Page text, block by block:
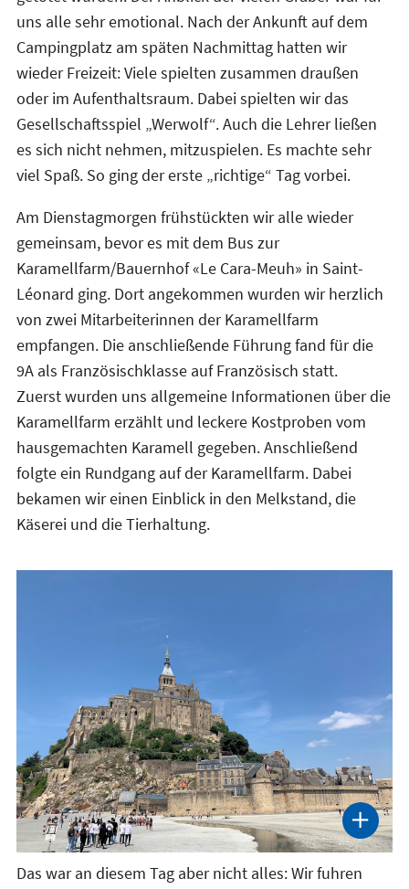
uns alle sehr emotional. Nach der Ankunft auf dem
Campingplatz am späten Nachmittag hatten wir
wieder Freizeit: Viele spielten zusammen draußen
oder im Aufenthaltsraum. Dabei spielten wir das
Gesellschaftsspiel „Werwolf“. Auch die Lehrer ließen
es sich nicht nehmen, mitzuspielen. Es machte sehr
viel Spaß. So ging der erste „richtige“ Tag vorbei.
Am Dienstagmorgen frühstückten wir alle wieder
gemeinsam, bevor es mit dem Bus zur
Karamellfarm/Bauernhof «Le Cara-Meuh» in Saint-
Léonard ging. Dort angekommen wurden wir herzlich
von zwei Mitarbeiterinnen der Karamellfarm
empfangen. Die anschließende Führung fand für die
9A als Französischklasse auf Französisch statt.
Zuerst wurden uns allgemeine Informationen über die
Karamellfarm erzählt und leckere Kostproben vom
hausgemachten Karamell gegeben. Anschließend
folgte ein Rundgang auf der Karamellfarm. Dabei
bekamen wir einen Einblick in den Melkstand, die
Käserei und die Tierhaltung.
Das war an diesem Tag aber nicht alles: Wir fuhren